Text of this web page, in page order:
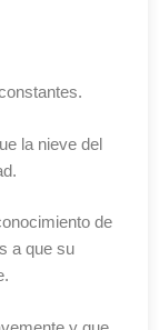
la nieve del
de
a que su